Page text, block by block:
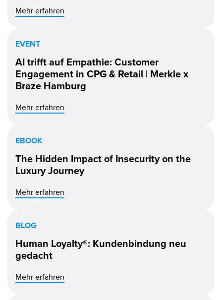
Mehr erfahren
EVENT
AI trifft auf Empathie: Customer
Engagement in CPG & Retail | Merkle x
Braze Hamburg
Mehr erfahren
EBOOK
The Hidden Impact of Insecurity on the
Luxury Journey
Mehr erfahren
BLOG
Human Loyalty®: Kundenbindung neu
gedacht
Mehr erfahren